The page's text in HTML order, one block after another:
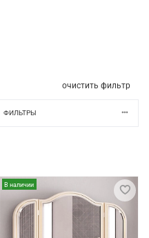
очистить фильтр
ФИЛЬТРЫ
В наличии